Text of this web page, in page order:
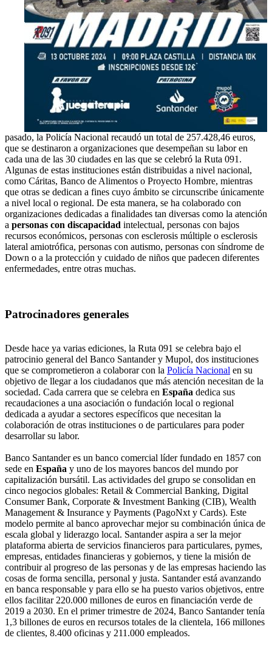
pasado, la Policía Nacional recaudó un total de 257.428,46 euros,
que se destinaron a organizaciones que desempeñan su labor en
cada una de las 30 ciudades en las que se celebró la Ruta 091.
Algunas de estas instituciones están distribuidas a nivel nacional,
como Cáritas, Banco de Alimentos o Proyecto Hombre, mientras
que otras se dedican a fines cuyo ámbito se circunscribe únicamente
a nivel local o regional. De esta manera, se ha colaborado con
organizaciones dedicadas a finalidades tan diversas como la atención
a personas con discapacidad intelectual, personas con bajos
recursos económicos, personas con esclerosis múltiple o esclerosis
lateral amiotrófica, personas con autismo, personas con síndrome de
Down o a la protección y cuidado de niños que padecen diferentes
enfermedades, entre otras muchas.
Patrocinadores generales
Desde hace ya varias ediciones, la Ruta 091 se celebra bajo el
patrocinio general del Banco Santander y Mupol, dos instituciones
que se comprometieron a colaborar con la Policía Nacional en su
objetivo de llegar a los ciudadanos que más atención necesitan de la
sociedad. Cada carrera que se celebra en España dedica sus
recaudaciones a una asociación o fundación local o regional
dedicada a ayudar a sectores específicos que necesitan la
colaboración de otras instituciones o de particulares para poder
desarrollar su labor.
Banco Santander es un banco comercial líder fundado en 1857 con
sede en España y uno de los mayores bancos del mundo por
capitalización bursátil. Las actividades del grupo se consolidan en
cinco negocios globales: Retail & Commercial Banking, Digital
Consumer Bank, Corporate & Investment Banking (CIB), Wealth
Management & Insurance y Payments (PagoNxt y Cards). Este
modelo permite al banco aprovechar mejor su combinación única de
escala global y liderazgo local. Santander aspira a ser la mejor
plataforma abierta de servicios financieros para particulares, pymes,
empresas, entidades financieras y gobiernos, y tiene la misión de
contribuir al progreso de las personas y de las empresas haciendo las
cosas de forma sencilla, personal y justa. Santander está avanzando
en banca responsable y para ello se ha puesto varios objetivos, entre
ellos facilitar 220.000 millones de euros en financiación verde de
2019 a 2030. En el primer trimestre de 2024, Banco Santander tenía
1,3 billones de euros en recursos totales de la clientela, 166 millones
de clientes, 8.400 oficinas y 211.000 empleados.